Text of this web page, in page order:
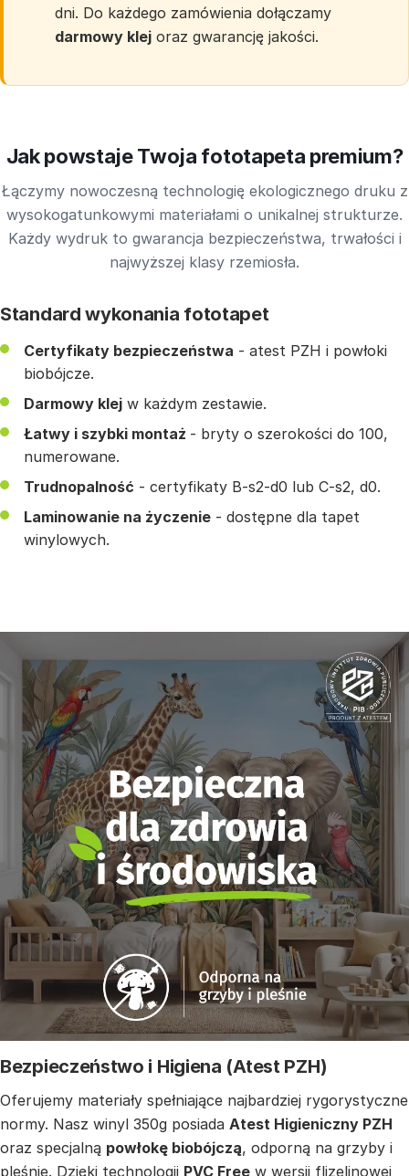
dni. Do każdego zamówienia dołączamy
darmowy klej oraz gwarancję jakości.
Jak powstaje Twoja fototapeta premium?
Łączymy nowoczesną technologię ekologicznego druku z
wysokogatunkowymi materiałami o unikalnej strukturze.
Każdy wydruk to gwarancja bezpieczeństwa, trwałości i
najwyższej klasy rzemiosła.
Standard wykonania fototapet
Certyfikaty bezpieczeństwa - atest PZH i powłoki
biobójcze.
Darmowy klej w każdym zestawie.
Łatwy i szybki montaż - bryty o szerokości do 100,
numerowane.
Trudnopalność - certyfikaty B-s2-d0 lub C-s2, d0.
Laminowanie na życzenie - dostępne dla tapet
winylowych.
Bezpieczeństwo i Higiena (Atest PZH)
Oferujemy materiały spełniające najbardziej rygorystyczne
normy. Nasz winyl 350g posiada Atest Higieniczny PZH
oraz specjalną powłokę biobójczą, odporną na grzyby i
pleśnie. Dzięki technologii PVC Free w wersji flizelinowej